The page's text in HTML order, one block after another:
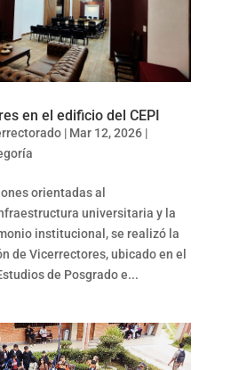
en el edificio del CEPI
| Mar 12, 2026|
orientadas al
universitaria y la
institucional, se realizó la
de Vicerrectores, ubicado en el
de Posgrado e...